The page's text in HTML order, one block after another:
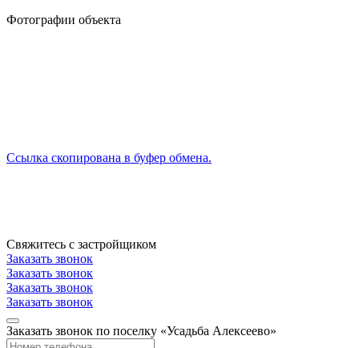
Фотографии объекта
Ссылка скопирована в буфер обмена.
Свяжитесь с застройщиком
Заказать звонок
Заказать звонок
Заказать звонок
Заказать звонок
Заказать звонок по поселку «Усадьба Алексеево»